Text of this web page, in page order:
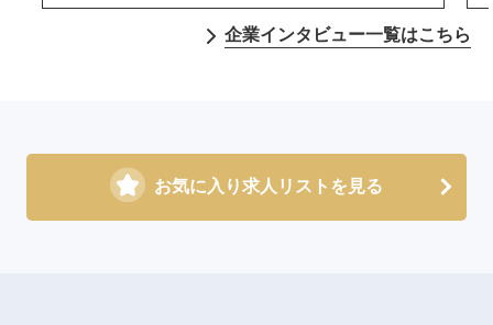
企業インタビュー一覧はこちら
お気に入り求人リストを見る